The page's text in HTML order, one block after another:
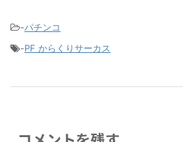
-パチンコ
-PF からくりサーカス